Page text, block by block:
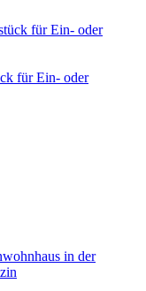
für Ein- oder